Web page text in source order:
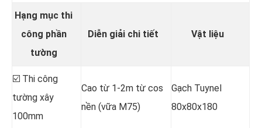
Hạng mục thi
công phần
tường
Diễn giải chi tiết Vật liệu
☑️ Thi công
tường xây
100mm
Cao từ 1-2m từ cos
nền (vữa M75)
Gạch Tuynel
80x80x180